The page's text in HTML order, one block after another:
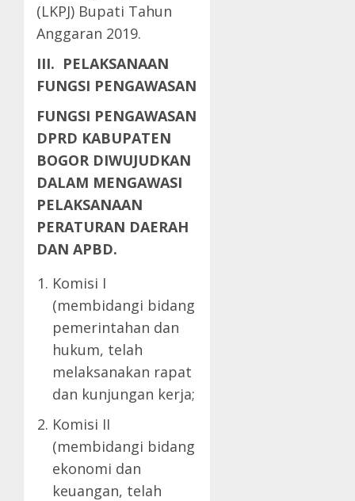
(LKPJ) Bupati Tahun
Anggaran 2019.
III. PELAKSANAAN
FUNGSI PENGAWASAN
FUNGSI PENGAWASAN
DPRD KABUPATEN
BOGOR DIWUJUDKAN
DALAM MENGAWASI
PELAKSANAAN
PERATURAN DAERAH
DAN APBD.
Komisi I
(membidangi bidang
pemerintahan dan
hukum, telah
melaksanakan rapat
dan kunjungan kerja;
Komisi II
(membidangi bidang
ekonomi dan
keuangan, telah